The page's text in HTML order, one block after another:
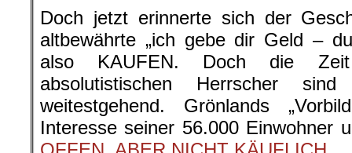
Doch jetzt erinnerte sich der
altbewährte „ich gebe dir Geld –
also KAUFEN. Doch die
absolutistischen Herrscher
weitestgehend. Grönlands
Interesse seiner 56.000 Einwohner